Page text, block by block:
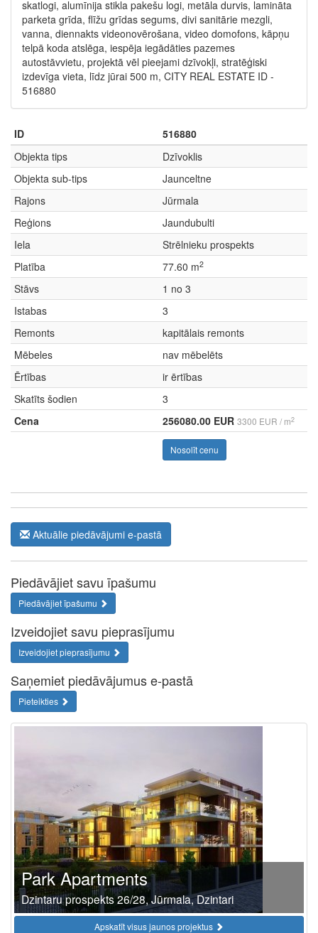
skatlogi, alumīnija stikla pakešu logi, metāla durvis, lamināta
parketa grīda, flīžu grīdas segums, divi sanitārie mezgli,
vanna, diennakts videonovērošana, video domofons, kāpņu
telpā koda atslēga, iespēja iegādāties pazemes
autostāvvietu, projektā vēl pieejami dzīvokļi, stratēģiski
izdevīga vieta, līdz jūrai 500 m, CITY REAL ESTATE ID -
516880
ID
516880
Objekta tips
Dzīvoklis
Objekta sub-tips
Jaunceltne
Rajons
Jūrmala
Reģions
Jaundubulti
Iela
Strēlnieku prospekts
Platība
77.60 m2
Stāvs
1 no 3
Istabas
3
Remonts
kapitālais remonts
Mēbeles
nav mēbelēts
Ērtības
ir ērtības
Skatīts šodien
3
Cena
256080.00 EUR 3300 EUR / m2
Nosolīt cenu
Aktuālie piedāvājumi e-pastā
Piedāvājiet savu īpašumu
Piedāvājiet īpašumu
Izveidojiet savu pieprasījumu
Izveidojiet pieprasījumu
Saņemiet piedāvājumus e-pastā
Pieteikties
Park Apartments
Dzintaru prospekts 26/28, Jūrmala, Dzintari
Apskatīt visus jaunos projektus